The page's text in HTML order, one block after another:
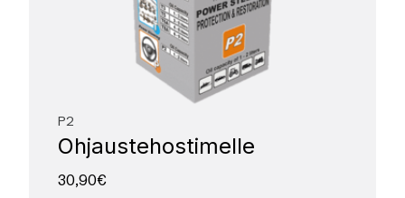
P2
Ohjaus­tehostimelle
30,90€